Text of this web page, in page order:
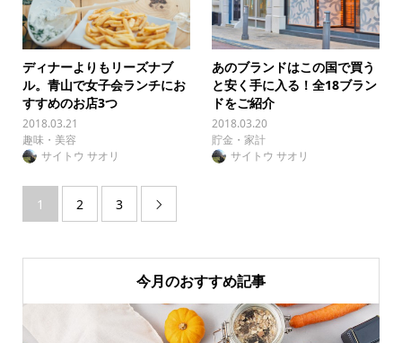
ディナーよりもリーズナブ
ル。青山で女子会ランチにお
すすめのお店3つ
2018.03.21
趣味・美容
サイトウ サオリ
あのブランドはこの国で買う
と安く手に入る！全18ブラン
ドをご紹介
2018.03.20
貯金・家計
サイトウ サオリ
1 2 3 
今月のおすすめ記事